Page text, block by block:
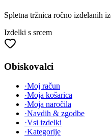
Spletna tržnica ročno izdelanih
Izdelki s srcem
Obiskovalci
·Moj račun
·Moja košarica
·Moja naročila
·Navdih & zgodbe
·Vsi izdelki
·Kategorije